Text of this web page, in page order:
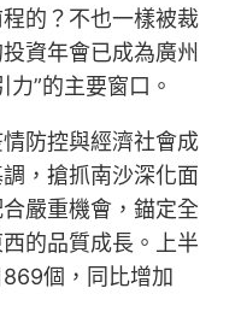
的？不也一樣被裁
資年會已成為廣州
”的主要窗口。
防控與經濟社會成
，搶抓南沙深化面
嚴重機會，錨定全
的品質成長。上半
個，同比增加